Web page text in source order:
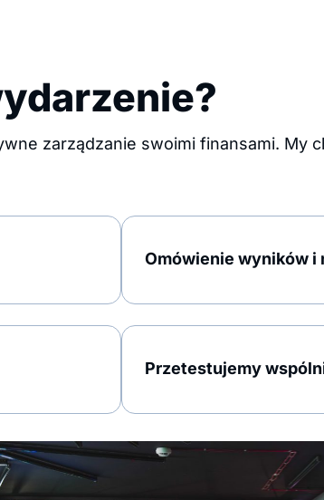
zarządzanie swoimi finansami. My
Omówienie wyników
Przetestujemy